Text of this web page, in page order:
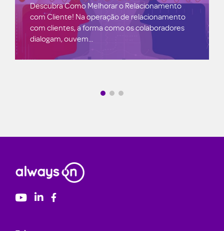
Descubra Como Melhorar o Relacionamento
com Cliente! Na operação de relacionamento
com clientes, a forma como os colaboradores
dialogam, ouvem...